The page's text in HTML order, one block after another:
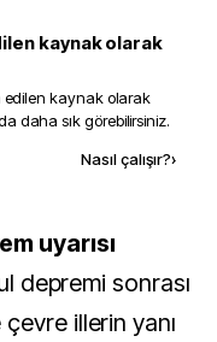
kaynak olarak
edilen kaynak olarak
daha sık görebilirsiniz.
Nasıl çalışır?›
uyarısı
depremi sonrası
illerin yanı